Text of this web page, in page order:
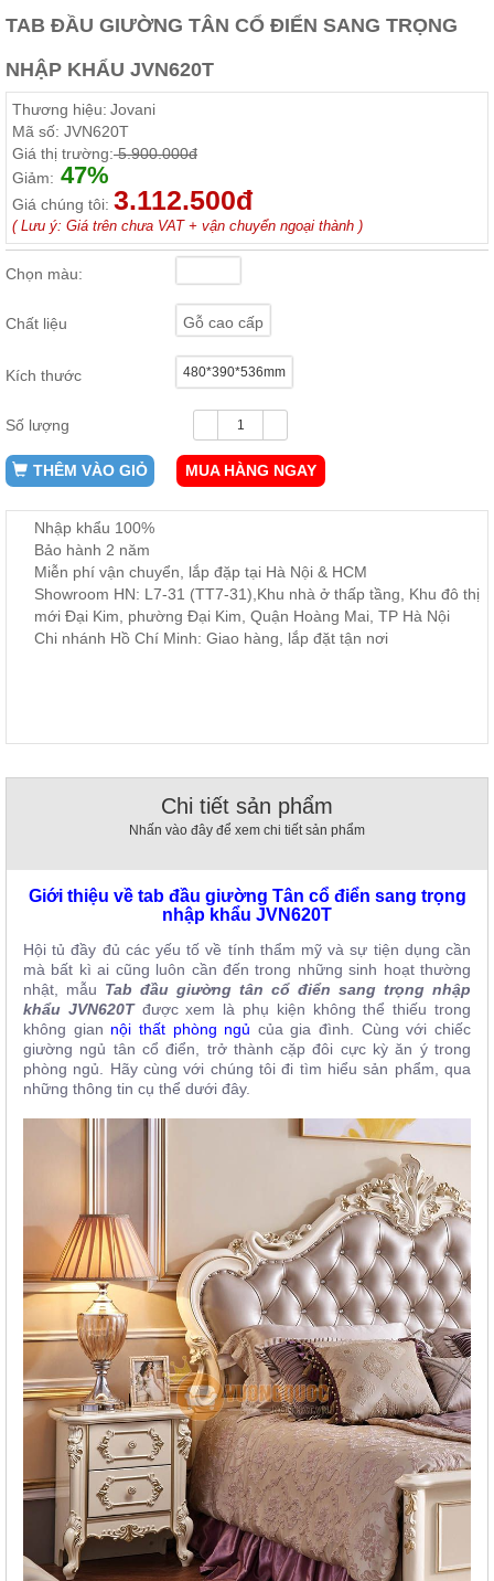
ghế
kệ
bếp
Nội
Thất
Ban
Công,
Vườn
ban
đu,
Phụ
Trang
Trí
Cây
, đồ
Nội
Thất
TAB ĐẦU GIƯỜNG TÂN CỔ ĐIỂN SANG TRỌNG
NHẬP KHẨU JVN620T
Thương hiệu: Jovani
Mã số: JVN620T
Giá thị trường:5.900.000đ
Giảm: 47%
Giá chúng tôi: 3.112.500đ
( Lưu ý: Giá trên chưa VAT + vận chuyển ngoại thành )
Chọn màu:
Chất liệu Gỗ cao cấp
Kích thước 480*390*536mm
Số lượng
THÊM VÀO GIỎ MUA HÀNG NGAY
Nhập khẩu 100%
Bảo hành 2 năm
Miễn phí vận chuyển, lắp đặp tại Hà Nội & HCM
Showroom HN: L7-31 (TT7-31),Khu nhà ở thấp tầng, Khu đô thị
mới Đại Kim, phường Đại Kim, Quận Hoàng Mai, TP Hà Nội
Chi nhánh Hồ Chí Minh: Giao hàng, lắp đặt tận nơi
Chi tiết sản phẩm
Nhấn vào đây để xem chi tiết sản phẩm
Giới thiệu về tab đầu giường Tân cổ điển sang trọng
nhập khẩu JVN620T
Hội tủ đầy đủ các yếu tố về tính thẩm mỹ và sự tiện dụng cần
mà bất kì ai cũng luôn cần đến trong những sinh hoạt thường
nhật, mẫu Tab đầu giường tân cổ điển sang trọng nhập
khẩu JVN620T được xem là phụ kiện không thể thiếu trong
không gian nội thất phòng ngủ của gia đình. Cùng với chiếc
giường ngủ tân cổ điển, trở thành cặp đôi cực kỳ ăn ý trong
phòng ngủ. Hãy cùng với chúng tôi đi tìm hiểu sản phẩm, qua
những thông tin cụ thể dưới đây.